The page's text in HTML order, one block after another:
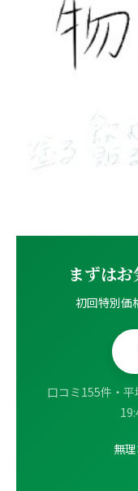
まずは
初回特別価
口コミ155件・平
無